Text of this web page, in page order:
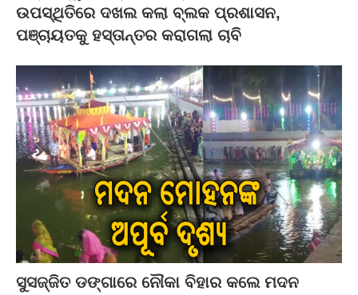
ଉପସ୍ଥିତିରେ ଦଖଲ କଲା ବ୍ଲକ ପ୍ରଶାସନ,
ପଞ୍ଚାୟତକୁ ହସ୍ତାନ୍ତର କରାଗଲା ଚାବି
ସୁସଜ୍ଜିତ ଡଙ୍ଗାରେ ନୌକା ବିହାର କଲେ ମଦନ